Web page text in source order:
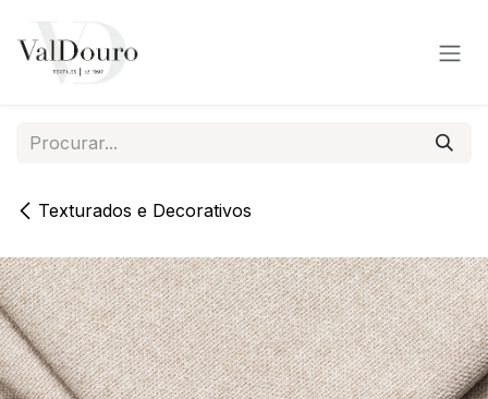
Texturados e Decorativos